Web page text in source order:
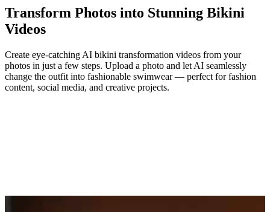
Transform Photos into Stunning Bikini
Videos
Create eye-catching AI bikini transformation videos from your
photos in just a few steps. Upload a photo and let AI seamlessly
change the outfit into fashionable swimwear — perfect for fashion
content, social media, and creative projects.